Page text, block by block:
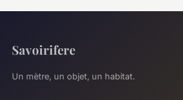
Savoirifere
Un mètre, un objet, un habitat.